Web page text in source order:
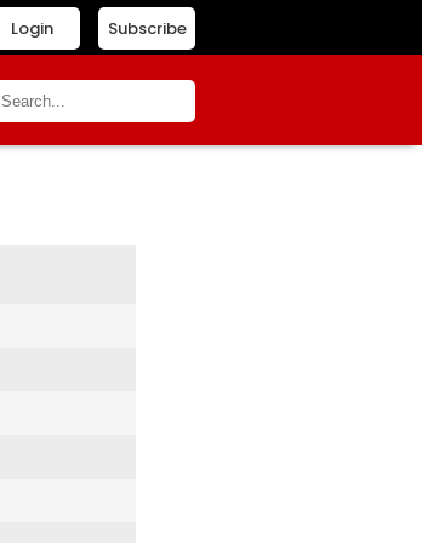
Subscribe
Login